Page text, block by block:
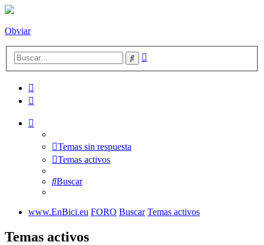
Obviar
Buscar
Temas sin respuesta
Temas activos
Buscar
www.EnBici.eu FORO Buscar Temas activos
Temas activos